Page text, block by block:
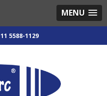
MENU
11 5588-1129